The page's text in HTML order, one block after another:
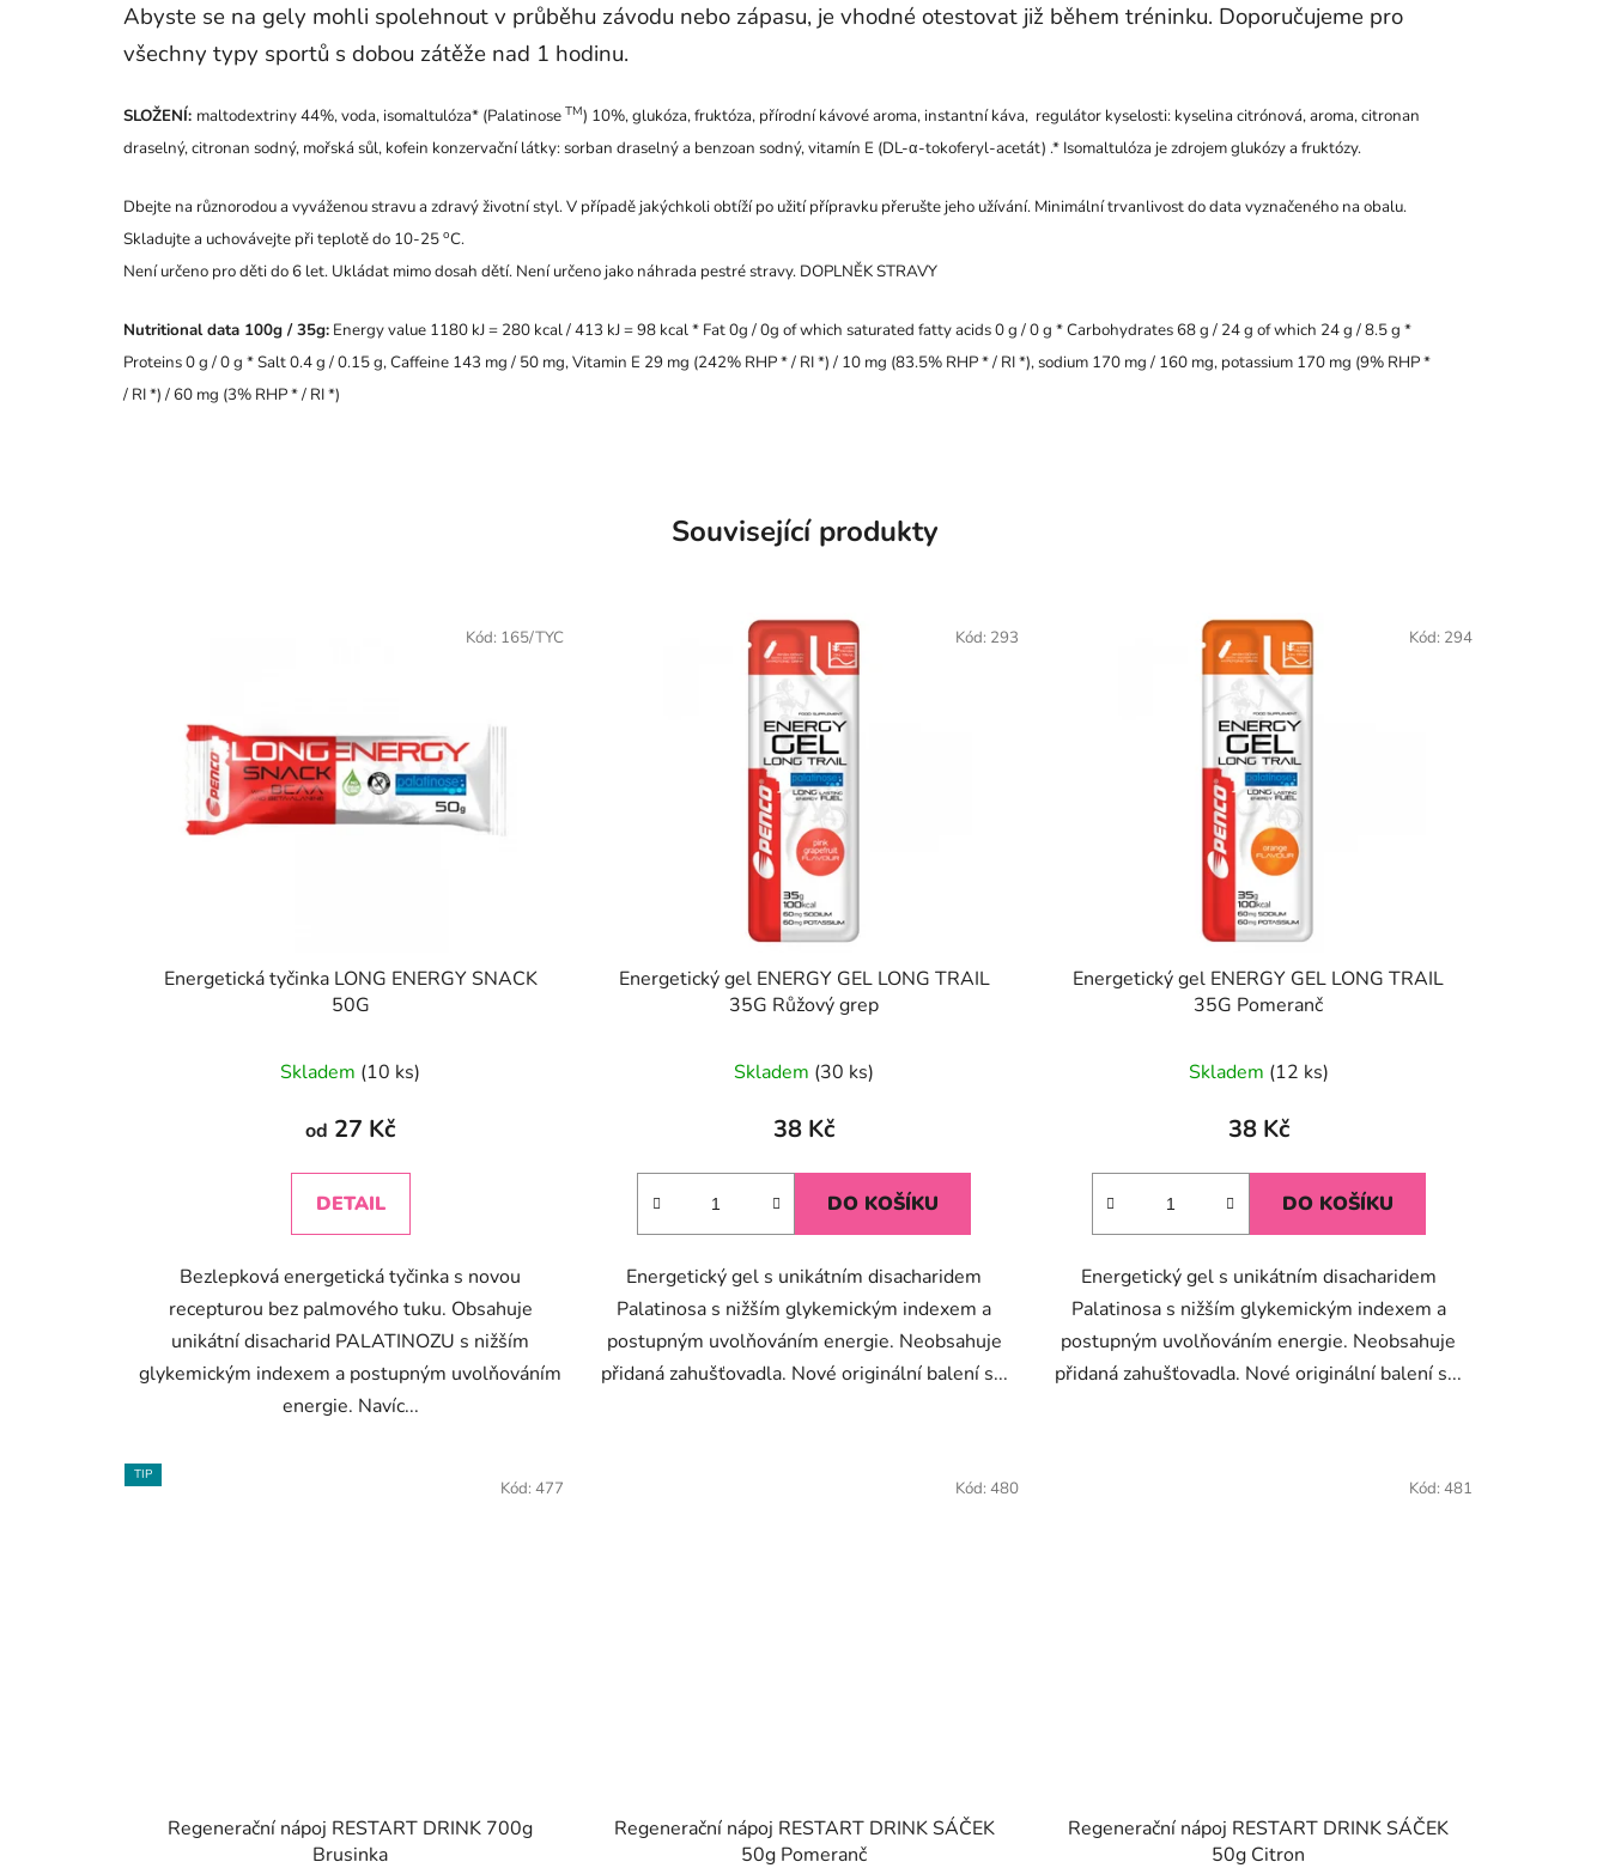
Abyste se na gely mohli spolehnout v průběhu závodu nebo zápasu, je vhodné otestovat již během tréninku. Doporučujeme pro
všechny typy sportů s dobou zátěže nad 1 hodinu.
SLOŽENÍ: maltodextriny 44%, voda, isomaltulóza* (Palatinose TM) 10%, glukóza, fruktóza, přírodní kávové aroma, instantní káva, regulátor kyselosti: kyselina citrónová, aroma, citronan
draselný, citronan sodný, mořská sůl, kofein konzervační látky: sorban draselný a benzoan sodný, vitamín E (DL-α-tokoferyl-acetát) .* Isomaltulóza je zdrojem glukózy a fruktózy.
Dbejte na různorodou a vyváženou stravu a zdravý životní styl. V případě jakýchkoli obtíží po užití přípravku přerušte jeho užívání. Minimální trvanlivost do data vyznačeného na obalu.
Skladujte a uchovávejte při teplotě do 10-25 oC.
Není určeno pro děti do 6 let. Ukládat mimo dosah dětí. Není určeno jako náhrada pestré stravy. DOPLNĚK STRAVY
Nutritional data 100g / 35g: Energy value 1180 kJ = 280 kcal / 413 kJ = 98 kcal * Fat 0g / 0g of which saturated fatty acids 0 g / 0 g * Carbohydrates 68 g / 24 g of which 24 g / 8.5 g *
Proteins 0 g / 0 g * Salt 0.4 g / 0.15 g, Caffeine 143 mg / 50 mg, Vitamin E 29 mg (242% RHP * / RI *) / 10 mg (83.5% RHP * / RI *), sodium 170 mg / 160 mg, potassium 170 mg (9% RHP *
/ RI *) / 60 mg (3% RHP * / RI *)
Související produkty
Energetická tyčinka LONG ENERGY SNACK
50G
hodnocení
produktu
4,0
z
hvězdiček.
Skladem (10 ks)
od 27 Kč
DETAIL
Bezlepková energetická tyčinka s novou
recepturou bez palmového tuku. Obsahuje
unikátní disacharid PALATINOZU s nižším
glykemickým indexem a postupným uvolňováním
energie. Navíc...
Kód: 165/TYC
Energetický gel ENERGY GEL LONG TRAIL
35G Růžový grep
hodnocení
produktu
5,0
hvězdiček.
Skladem (30 ks)
38 Kč
DO KOŠÍKU
Energetický gel s unikátním disacharidem
Palatinosa s nižším glykemickým indexem a
postupným uvolňováním energie. Neobsahuje
přidaná zahušťovadla. Nové originální balení s...
Kód: 293
Energetický gel ENERGY GEL LONG TRAIL
35G Pomeranč
hodnocení
produktu
5,0
hvězdiček.
Skladem (12 ks)
38 Kč
DO KOŠÍKU
Energetický gel s unikátním disacharidem
Palatinosa s nižším glykemickým indexem a
postupným uvolňováním energie. Neobsahuje
přidaná zahušťovadla. Nové originální balení s...
Kód: 294
TIP
Regenerační nápoj RESTART DRINK 700g
Brusinka
Kód:477
Regenerační nápoj RESTART DRINK SÁČEK
50g Pomeranč
Kód: 480
Regenerační nápoj RESTART DRINK SÁČEK
50g Citron
Kód: 481